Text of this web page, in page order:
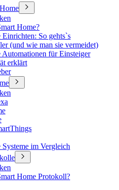
Home?
Einrichten: So gehts`s
(und wie man sie vermeidet)
Automationen für Einsteiger
erklärt
Systeme im Vergleich
Home Protokoll?